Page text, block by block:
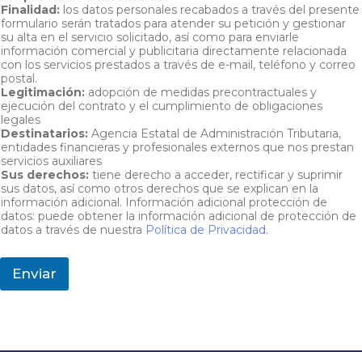
o
n
e
s
T
i
p
o
Finalidad: los datos personales recabados a través del presente
formulario serán tratados para atender su petición y gestionar
su alta en el servicio solicitado, así como para enviarle
información comercial y publicitaria directamente relacionada
con los servicios prestados a través de e-mail, teléfono y correo
postal.
Legitimación: adopción de medidas precontractuales y
ejecución del contrato y el cumplimiento de obligaciones
legales
Destinatarios: Agencia Estatal de Administración Tributaria,
entidades financieras y profesionales externos que nos prestan
servicios auxiliares
Sus derechos: tiene derecho a acceder, rectificar y suprimir
sus datos, así como otros derechos que se explican en la
información adicional. Información adicional protección de
datos: puede obtener la información adicional de protección de
datos a través de nuestra Política de Privacidad.
Enviar